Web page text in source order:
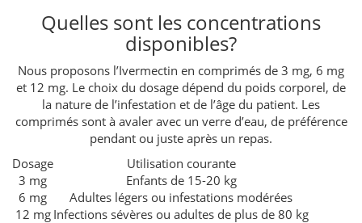
Quelles sont les concentrations
disponibles?
Nous proposons l’Ivermectin en comprimés de 3 mg, 6 mg
et 12 mg. Le choix du dosage dépend du poids corporel, de
la nature de l’infestation et de l’âge du patient. Les
comprimés sont à avaler avec un verre d’eau, de préférence
pendant ou juste après un repas.
Dosage
Utilisation courante
3 mg
Enfants de 15-20 kg
6 mg
Adultes légers ou infestations modérées
12 mg Infections sévères ou adultes de plus de 80 kg